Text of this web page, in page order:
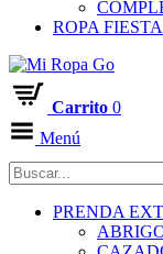
ROPA FIESTA
Carrito 0
Menú
PRENDA